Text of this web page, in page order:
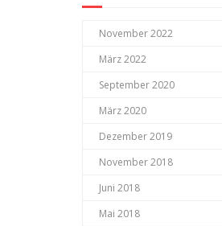
November 2022
März 2022
September 2020
März 2020
Dezember 2019
November 2018
Juni 2018
Mai 2018